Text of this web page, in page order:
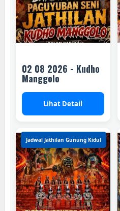
02 08 2026 - Kudho
Manggolo
Lihat Detail
Jadwal Jathilan Gunung Kidul